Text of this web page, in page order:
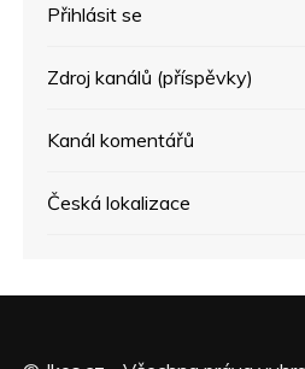
Přihlásit se
Zdroj kanálů (příspěvky)
Kanál komentářů
Česká lokalizace